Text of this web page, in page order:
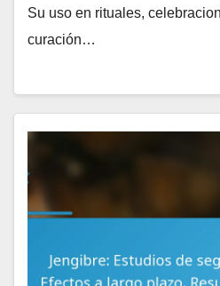
Su uso en rituales,
curación…